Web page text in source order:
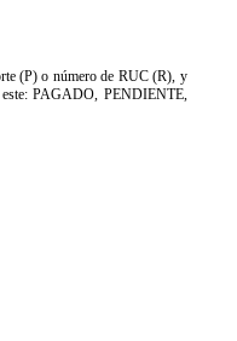
(P) o número de RUC (R), y
este: PAGADO, PENDIENTE,